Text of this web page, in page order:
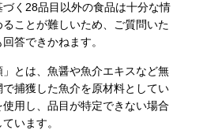
づく28品目以外の食品は十分な情
ることが難しいため、ご質問いた
答できかねます。
」とは、魚醤や魚介エキスなど無
で捕獲した魚介を原材料としてい
使用し、品目が特定できない場合
います。